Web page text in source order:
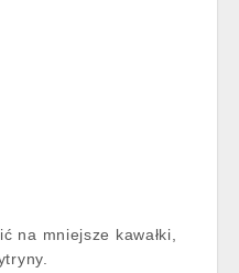
na mniejsze kawałki,